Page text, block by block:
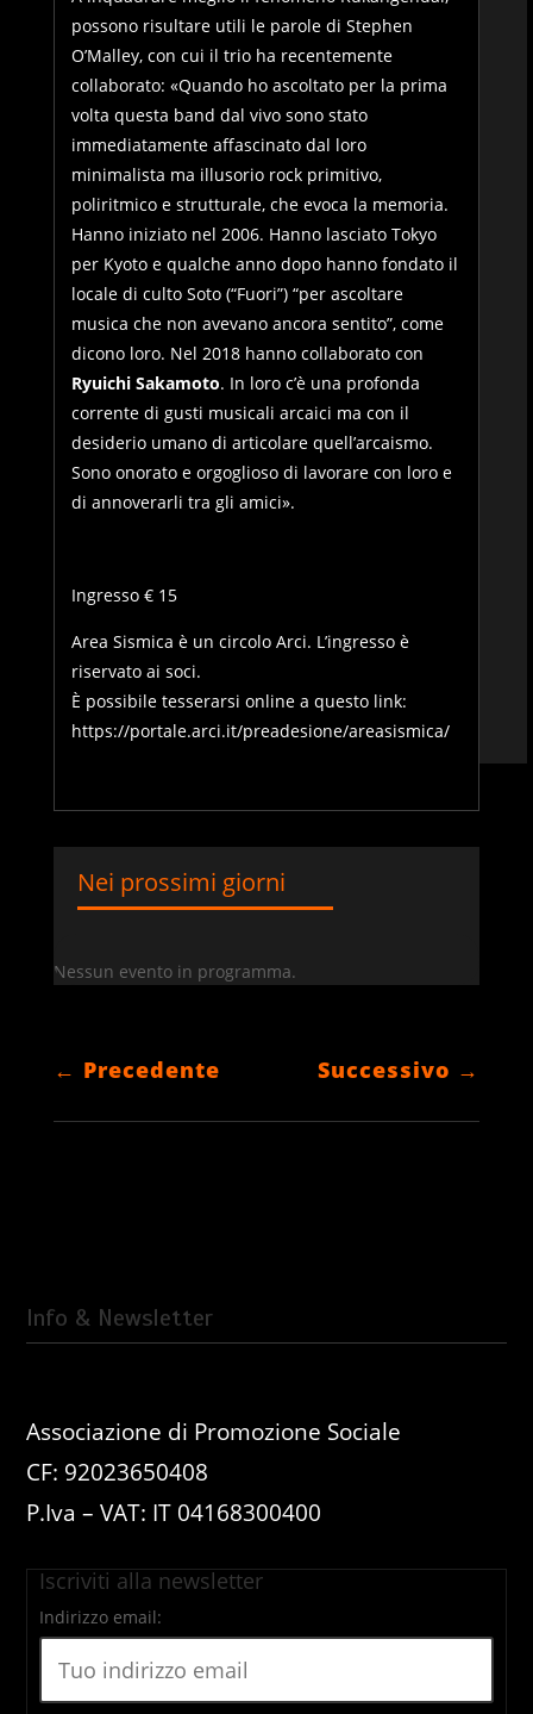
possono risultare utili le parole di Stephen
O’Malley, con cui il trio ha recentemente
collaborato: «Quando ho ascoltato per la prima
volta questa band dal vivo sono stato
immediatamente affascinato dal loro
minimalista ma illusorio rock primitivo,
poliritmico e strutturale, che evoca la memoria.
Hanno iniziato nel 2006. Hanno lasciato Tokyo
per Kyoto e qualche anno dopo hanno fondato il
locale di culto Soto (“Fuori”) “per ascoltare
musica che non avevano ancora sentito”, come
dicono loro. Nel 2018 hanno collaborato con
Ryuichi Sakamoto. In loro c’è una profonda
corrente di gusti musicali arcaici ma con il
desiderio umano di articolare quell’arcaismo.
Sono onorato e orgoglioso di lavorare con loro e
di annoverarli tra gli amici».
Ingresso € 15
Area Sismica è un circolo Arci. L’ingresso è
riservato ai soci.
È possibile tesserarsi online a questo link:
https://portale.arci.it/preadesione/areasismica/
Nei prossimi giorni
Nessun evento in programma.
← Precedente Successivo →
Info & Newsletter
Associazione di Promozione Sociale
CF: 92023650408
P.Iva – VAT: IT 04168300400
Iscriviti alla newsletter
Indirizzo email: